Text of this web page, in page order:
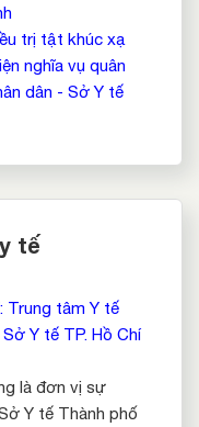
trị tật khúc xạ
nghĩa vụ quân
dân - Sở Y tế
tế
Trung tâm Y tế
Y tế TP. Hồ Chí
là đơn vị sự
Y tế Thành phố